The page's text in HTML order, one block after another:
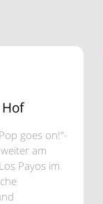
goes on!“-
am
Payos im